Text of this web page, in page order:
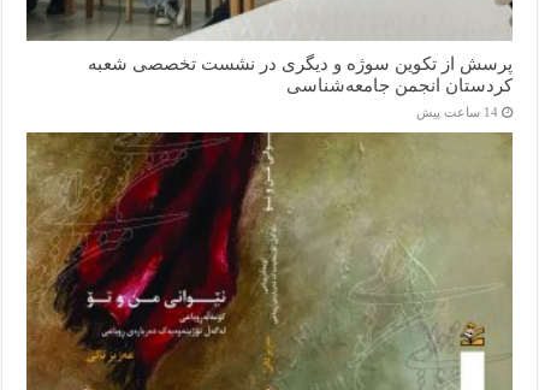
پرسش از تکوین سوژه و دیگری در نشست تخصصی شعبه
کردستان انجمن جامعه‌شناسی
14 ساعت پیش